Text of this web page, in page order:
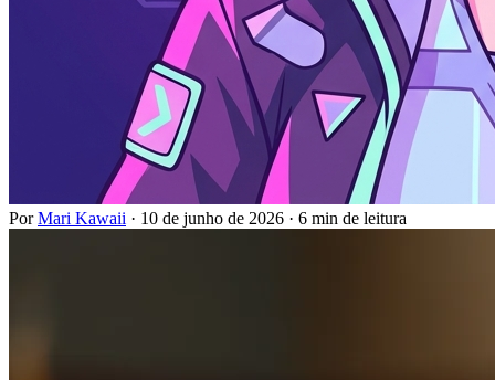
PorMari Kawaii · 10 de junho de 2026 · 6 min de leitura